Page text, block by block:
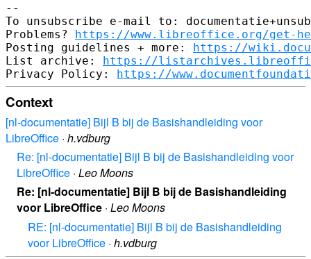
--
To unsubscribe e-mail to:
Problems? https://www.libreoffice.org/get-
Posting guidelines + more: https://
List archive: https://
Privacy Policy: https://
Context
[nl-documentatie] Bijl B bij de Basishandleiding voor
LibreOffice · h.vdburg
Re: [nl-documentatie] Bijl B bij de Basishandleiding voor
LibreOffice · Leo Moons
Re: [nl-documentatie] Bijl B bij de Basishandleiding
voor LibreOffice · Leo Moons
RE: [nl-documentatie] Bijl B bij de Basishandleiding
voor LibreOffice · h.vdburg